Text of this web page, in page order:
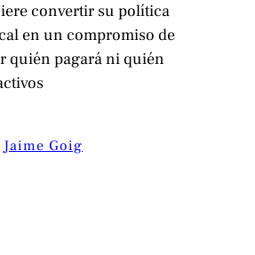
convertir su política
en un compromiso de
quién pagará ni quién
Jaime Goig